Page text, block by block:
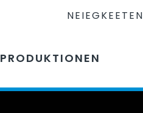
NEIEGKEETEN
PRODUKTIONEN